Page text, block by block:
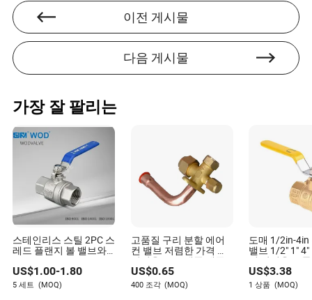
Kaison Anthony
카이슨 앤서니는 산업 장비 및 부품 분야를 전문으로 하
는 저명한 기사 작가입니다. 세부 사항에 대한 예리한
눈과 복잡한 사항에 대한 깊은 이해를 바탕으로, 카이슨
은 규제 준수를 평가하는 데 뛰어나며 모든 장비가 관련
산업 표준, 규정 및 안전 요구 사항을 준수하도록 보장
합니다.
이전 게시물
다음 게시물
가장 잘 팔리는
스테인리스 스틸 2PC 스
레드 플랜지 볼 밸브와
US$1.00-1.80
5 세트 (MOQ)
고품질 구리 분할 에어
컨 밸브 저렴한 가격 에
어컨용 무료 샘플 제공
US$0.65
400 조각 (MOQ)
도매 1/2in-4in
밸브 1/2" 1"
성 산업용 브
Cw617n UL
동 가스 차단
트 볼 밸브 가
US$3.38
1 상품 (MOQ)